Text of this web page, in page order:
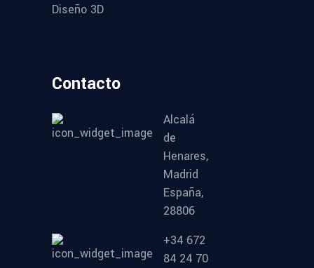
Diseño 3D
Contacto
Alcalá
de
Henares,
Madrid
España,
28806
+34 672
84 24 70